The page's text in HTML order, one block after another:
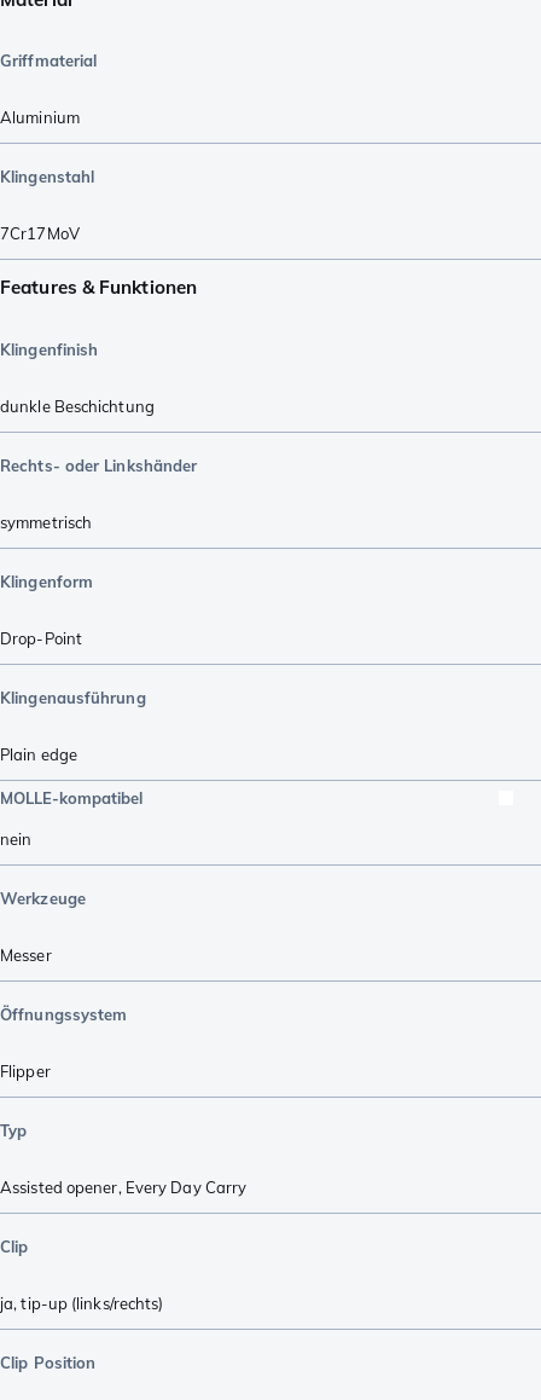
Griffmaterial
Aluminium
Klingenstahl
7Cr17MoV
Features & Funktionen
Klingenfinish
dunkle Beschichtung
Rechts- oder Linkshänder
symmetrisch
Klingenform
Drop-Point
Klingenausführung
Plain edge
MOLLE-kompatibel
nein
Werkzeuge
Messer
Öffnungssystem
Flipper
Typ
Assisted opener, Every Day Carry
Clip
ja, tip-up (links/rechts)
Clip Position